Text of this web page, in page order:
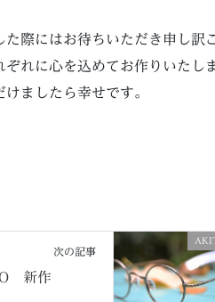
際にはお待ちいただき申し訳
れに心を込めてお作りいたし
ましたら幸せです。
次の記事
新作